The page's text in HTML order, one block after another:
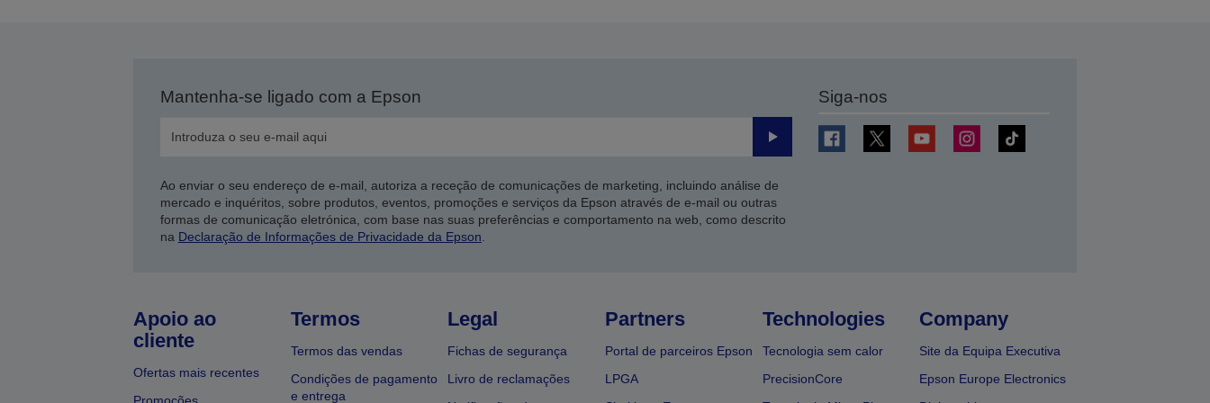
Mantenha-se ligado com a Epson
Enviar
Ao enviar o seu endereço de e-mail, autoriza a receção de comunicações de marketing, incluindo análise de
mercado e inquéritos, sobre produtos, eventos, promoções e serviços da Epson através de e-mail ou outras
formas de comunicação eletrónica, com base nas suas preferências e comportamento na web, como descrito
na Declaração de Informações de Privacidade da Epson.
Siga-nos
Apoio ao
cliente
Ofertas mais recentes
Termos
Termos das vendas
Condições de pagamento
e entrega
Legal
Fichas de segurança
Livro de reclamações
Partners
Portal de parceiros Epson
LPGA
Technologies
Tecnologia sem calor
PrecisionCore
Company
Site da Equipa Executiva
Epson Europe Electronics